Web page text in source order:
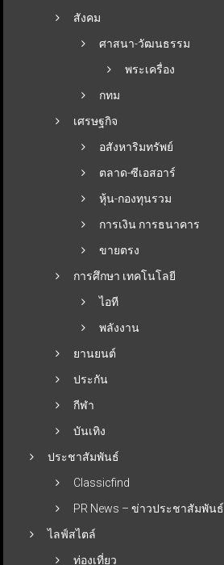
สังคม
ศาสนา-วัฒนธรรม
พระเครื่อง
กทม
เศรษฐกิจ
อสังหาริมทรัพย์
ตลาด-ซีเอสอาร์
หุ้น-กองทุนรวม
การเงิน การธนาคาร
ขายตรง
การศึกษา เทคโนโลยี
ไอที
พลังงาน
ยานยนต์
ประกัน
กีฬา
บันเทิง
ประชาสัมพันธ์
Classicfind
PR News – ข่าวประชาสัมพันธ์
ไลฟ์สไตล์
ท่องเที่ยว